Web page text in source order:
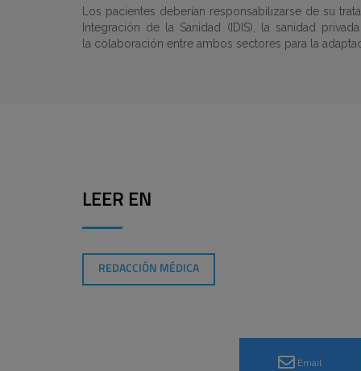
Los pacientes deberían responsabilizarse de su
Integración de la Sanidad (IDIS), la sanidad
la colaboración entre ambos sectores para la
LEER EN
REDACCIÓN MÉDICA
Email